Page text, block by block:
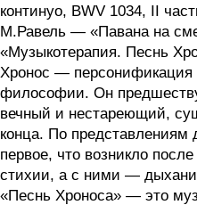
континуо, BWV 1034, II
М.Равель — «Павана на
«Музыкотерапия. Песнь
Хронос — персонификация
философии. Он
вечный и нестареющий,
конца. По
первое, что возникло
стихии, а с ними —
«Песнь Хроноса» — это